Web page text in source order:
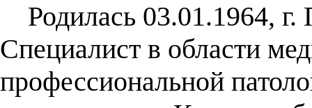
Родилась 03.01.1964, г.
Специалист в области
профессиональной